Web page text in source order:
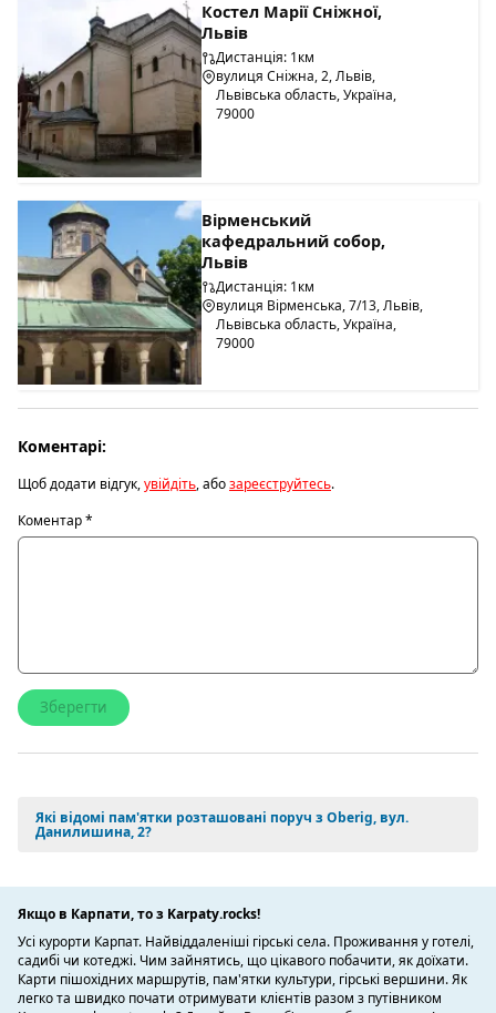
Костел Марії Сніжної,
Львів
Дистанція: 1км
вулиця Сніжна, 2, Львів,
Львівська область, Україна,
79000
Вірменський
кафедральний собор,
Львів
Дистанція: 1км
вулиця Вірменська, 7/13, Львів,
Львівська область, Україна,
79000
Коментарі:
Щоб додати відгук,увійдіть, абозареєструйтесь.
Коментар*
Які відомі пам'ятки розташовані поруч з Oberig, вул.
Данилишина, 2?
Якщо в Карпати, то з Karpaty.rocks!
Усі курорти Карпат. Найвіддаленіші гірські села. Проживання у готелі,
садибі чи котеджі. Чим зайнятись, що цікавого побачити, як доїхати.
Карти пішохідних маршрутів, пам'ятки культури, гірські вершини. Як
легко та швидко почати отримувати клієнтів разом з путівником